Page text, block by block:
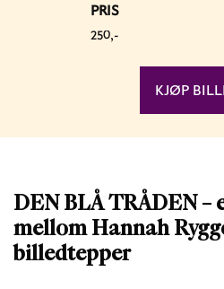
DEN BLÅ TRÅDEN –
mellom Hannah
billedtepper
PRIS
250,-
KJØP